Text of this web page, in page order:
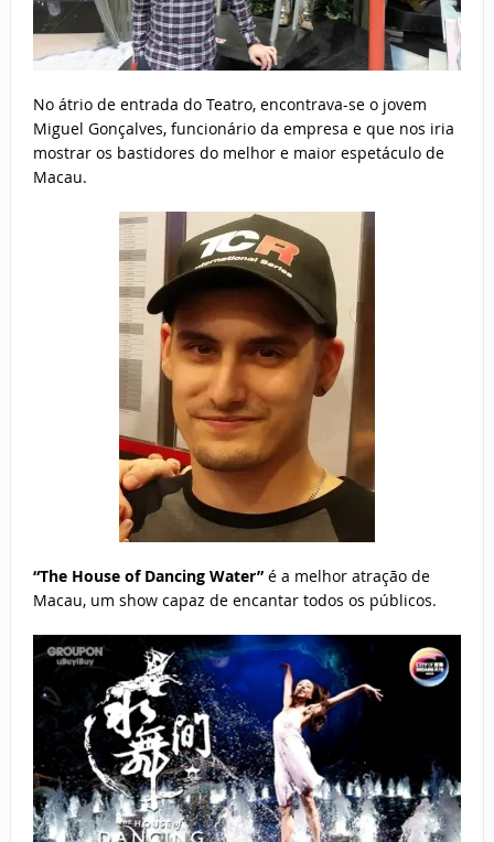
No átrio de entrada do Teatro, encontrava-se o jovem
Miguel Gonçalves, funcionário da empresa e que nos iria
mostrar os bastidores do melhor e maior espetáculo de
Macau.
“The House of Dancing Water”é a melhor atração de
Macau, um show capaz de encantar todos os públicos.